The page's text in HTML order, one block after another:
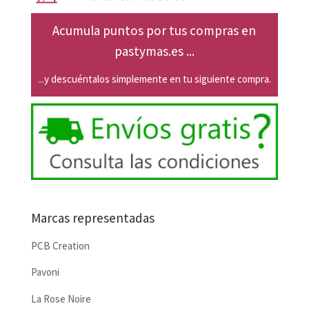
Acumula puntos por tus compras en
pastymas.es ...
...y descuéntalos simplemente en tu siguiente compra.
Marcas representadas
PCB Creation
Pavoni
La Rose Noire